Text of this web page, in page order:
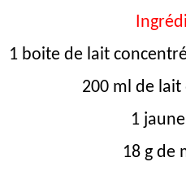
1 boite de lait
200 ml de lait
1
18 g de